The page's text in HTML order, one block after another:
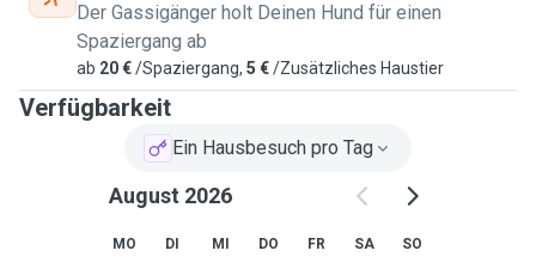
Der Gassigänger holt Deinen Hund für einen
Spaziergang ab
ab 20 €/Spaziergang, 5 €/Zusätzliches Haustier
Verfügbarkeit
Ein Hausbesuch pro Tag
August 2026
MO DI MI DO FR SA SO